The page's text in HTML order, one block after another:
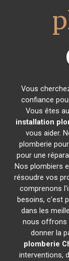
Vous
confiance
Vous êtes
installation
vous aider.
plomberie
pour une
Nos plombiers
résoudre vos
comprenons
besoins, c'est
dans les
nous offrons
donner la
plomberie
interventions,